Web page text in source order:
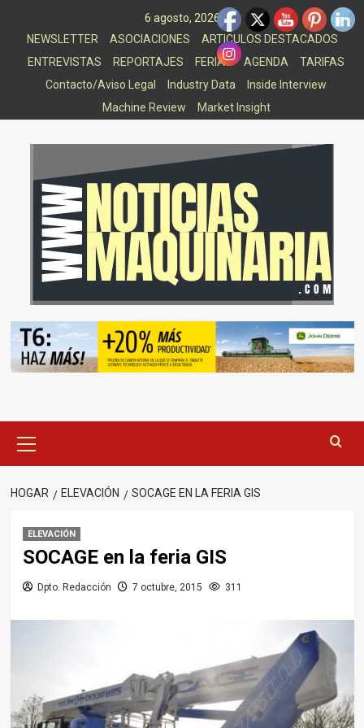
6 agosto, 2026
NEWSLETTER
ASOCIACIONES
ARTICULOS DESTACADOS
ENTREVISTAS
REPORTAJES FERIAS AGENDA
TARIFAS
Contacto/Aviso Legal
Industry Data
Inside Interview
Machine Review
Market Insight
principal
HOGAR ELEVACIÓN SOCAGE EN LA FERIA GIS
ELEVACIÓN
SOCAGE en la feria GIS
Dpto. Redacción 7 octubre, 2015 311